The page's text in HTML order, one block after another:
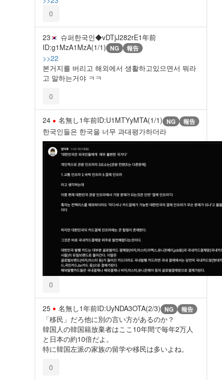
0
23 슈퍼한국인◆vDTjJ282rE1年前
ID:g1MzA1MzA(1/1) NG 報告
>>22
본거지를 버리고 해외에서 생활하고있으면서 뭐라
고 말하는거야 ㅋㅋ
0
24 名無し1年前ID:U1MTYyMTA(1/1) NG 報告
한국인들은 한국을 너무 과대평가하더라
0
25 名無し1年前ID:UyNDA3OTA(2/3) NG 報告
「移民」だろ他に別の言い方があるのか？
韓国人の韓国籍放棄者はここ10年間で毎年2万人
と日本の約10倍だよ。
特に韓国左派の家族の留学や移民は多いよね。
0